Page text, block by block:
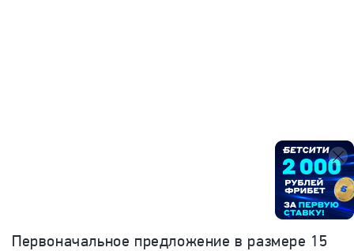
Первоначальное предложение в размере 15